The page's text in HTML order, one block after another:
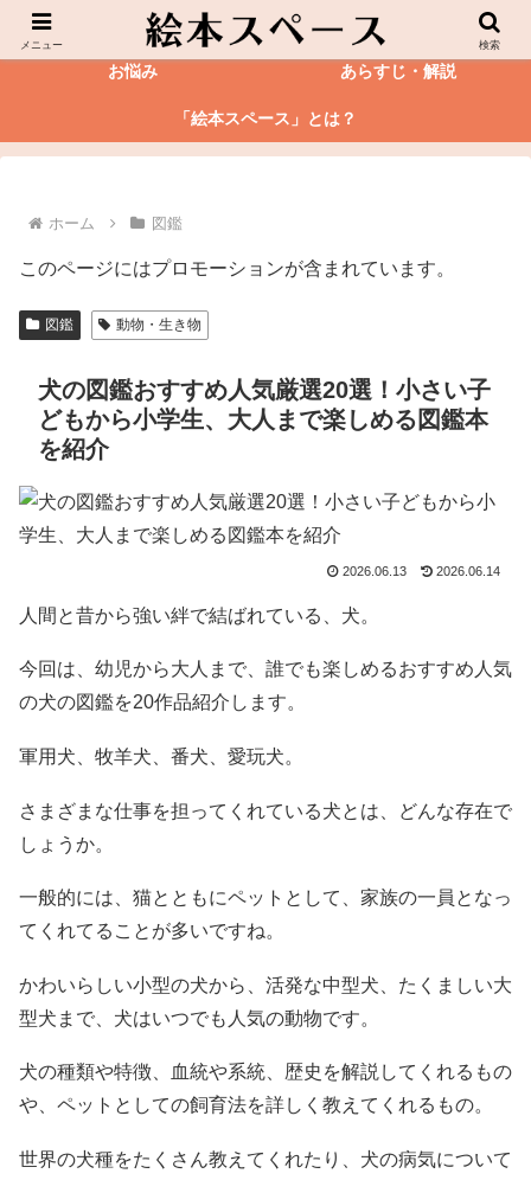
絵本
お悩み あらすじ・解説
「絵本スペース」とは？
ホーム 図鑑
このページにはプロモーションが含まれています。
図鑑 動物・生き物
犬の図鑑おすすめ人気厳選20選！小さい子
どもから小学生、大人まで楽しめる図鑑本
を紹介
2026.06.13 2026.06.14
人間と昔から強い絆で結ばれている、犬。
今回は、幼児から大人まで、誰でも楽しめるおすすめ人気
の犬の図鑑を20作品紹介します。
軍用犬、牧羊犬、番犬、愛玩犬。
さまざまな仕事を担ってくれている犬とは、どんな存在で
しょうか。
一般的には、猫とともにペットとして、家族の一員となっ
てくれてることが多いですね。
かわいらしい小型の犬から、活発な中型犬、たくましい大
型犬まで、犬はいつでも人気の動物です。
犬の種類や特徴、血統や系統、歴史を解説してくれるもの
や、ペットとしての飼育法を詳しく教えてくれるもの。
世界の犬種をたくさん教えてくれたり、犬の病気について
メニュー 検索